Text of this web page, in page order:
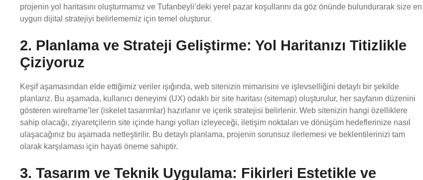
projenin yol haritasını oluşturmamız ve Tufanbeyli’deki yerel pazar koşullarını da göz önünde bulundurarak size en
uygun dijital stratejiyi belirlememiz için temel oluşturur.
2. Planlama ve Strateji Geliştirme: Yol Haritanızı Titizlikle
Çiziyoruz
Keşif aşamasından elde ettiğimiz veriler ışığında, web sitenizin mimarisini ve işlevselliğini detaylı bir şekilde
planlarız. Bu aşamada, kullanıcı deneyimi (UX) odaklı bir site haritası (sitemap) oluşturulur, her sayfanın düzenini
gösteren wireframe’ler (iskelet tasarımlar) hazırlanır ve içerik stratejisi belirlenir. Web sitenizin hangi özelliklere
sahip olacağı, ziyaretçilerin site içinde hangi yolları izleyeceği, iletişim noktaları ve dönüşüm hedeflerinize nasıl
ulaşacağınız bu aşamada netleştirilir. Bu detaylı planlama, projenin sorunsuz ilerlemesi ve beklentilerinizi tam
olarak karşılaması için hayati öneme sahiptir.
3. Tasarım ve Teknik Uygulama: Fikirleri Estetikle ve